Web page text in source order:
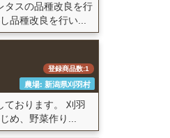
タスの品種改良を行
品種改良を行い...
登録商品数:1
農場: 新潟県刈羽村
ております。 刈羽
め、野菜作り...